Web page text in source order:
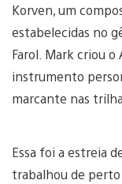
Korven, um
estabelecidas no
Farol. Mark criou
instrumento
marcante nas
Essa foi a estreia
trabalhou de perto